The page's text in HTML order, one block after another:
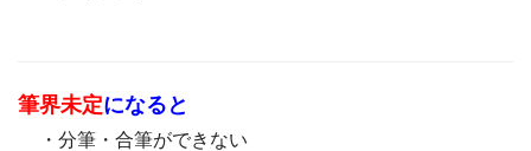
筆界未定になると
・ 分筆・合筆ができない